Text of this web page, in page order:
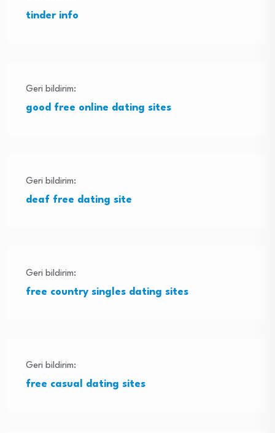
tinder info
Geri bildirim:
good free online dating sites
Geri bildirim:
deaf free dating site
Geri bildirim:
free country singles dating sites
Geri bildirim:
free casual dating sites